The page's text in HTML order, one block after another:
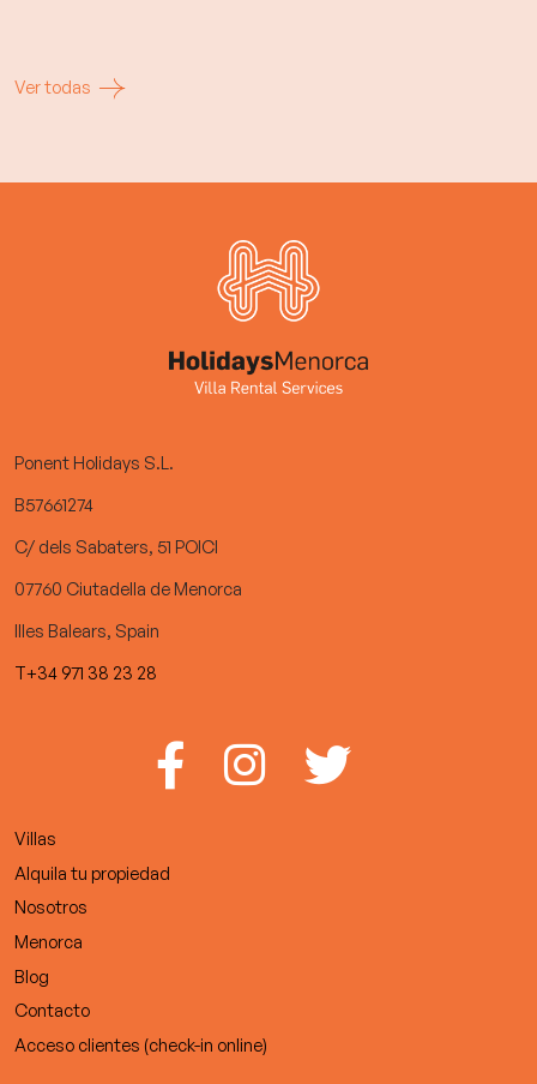
Ver todas
Ponent Holidays S.L.
B57661274
C/ dels Sabaters, 51 POICI
07760 Ciutadella de Menorca
Illes Balears, Spain
T+34 971 38 23 28
Villas
Alquila tu propiedad
Nosotros
Menorca
Blog
Contacto
Acceso clientes (check-in online)